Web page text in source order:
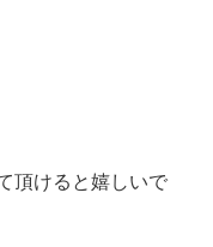
頂けると嬉しいで